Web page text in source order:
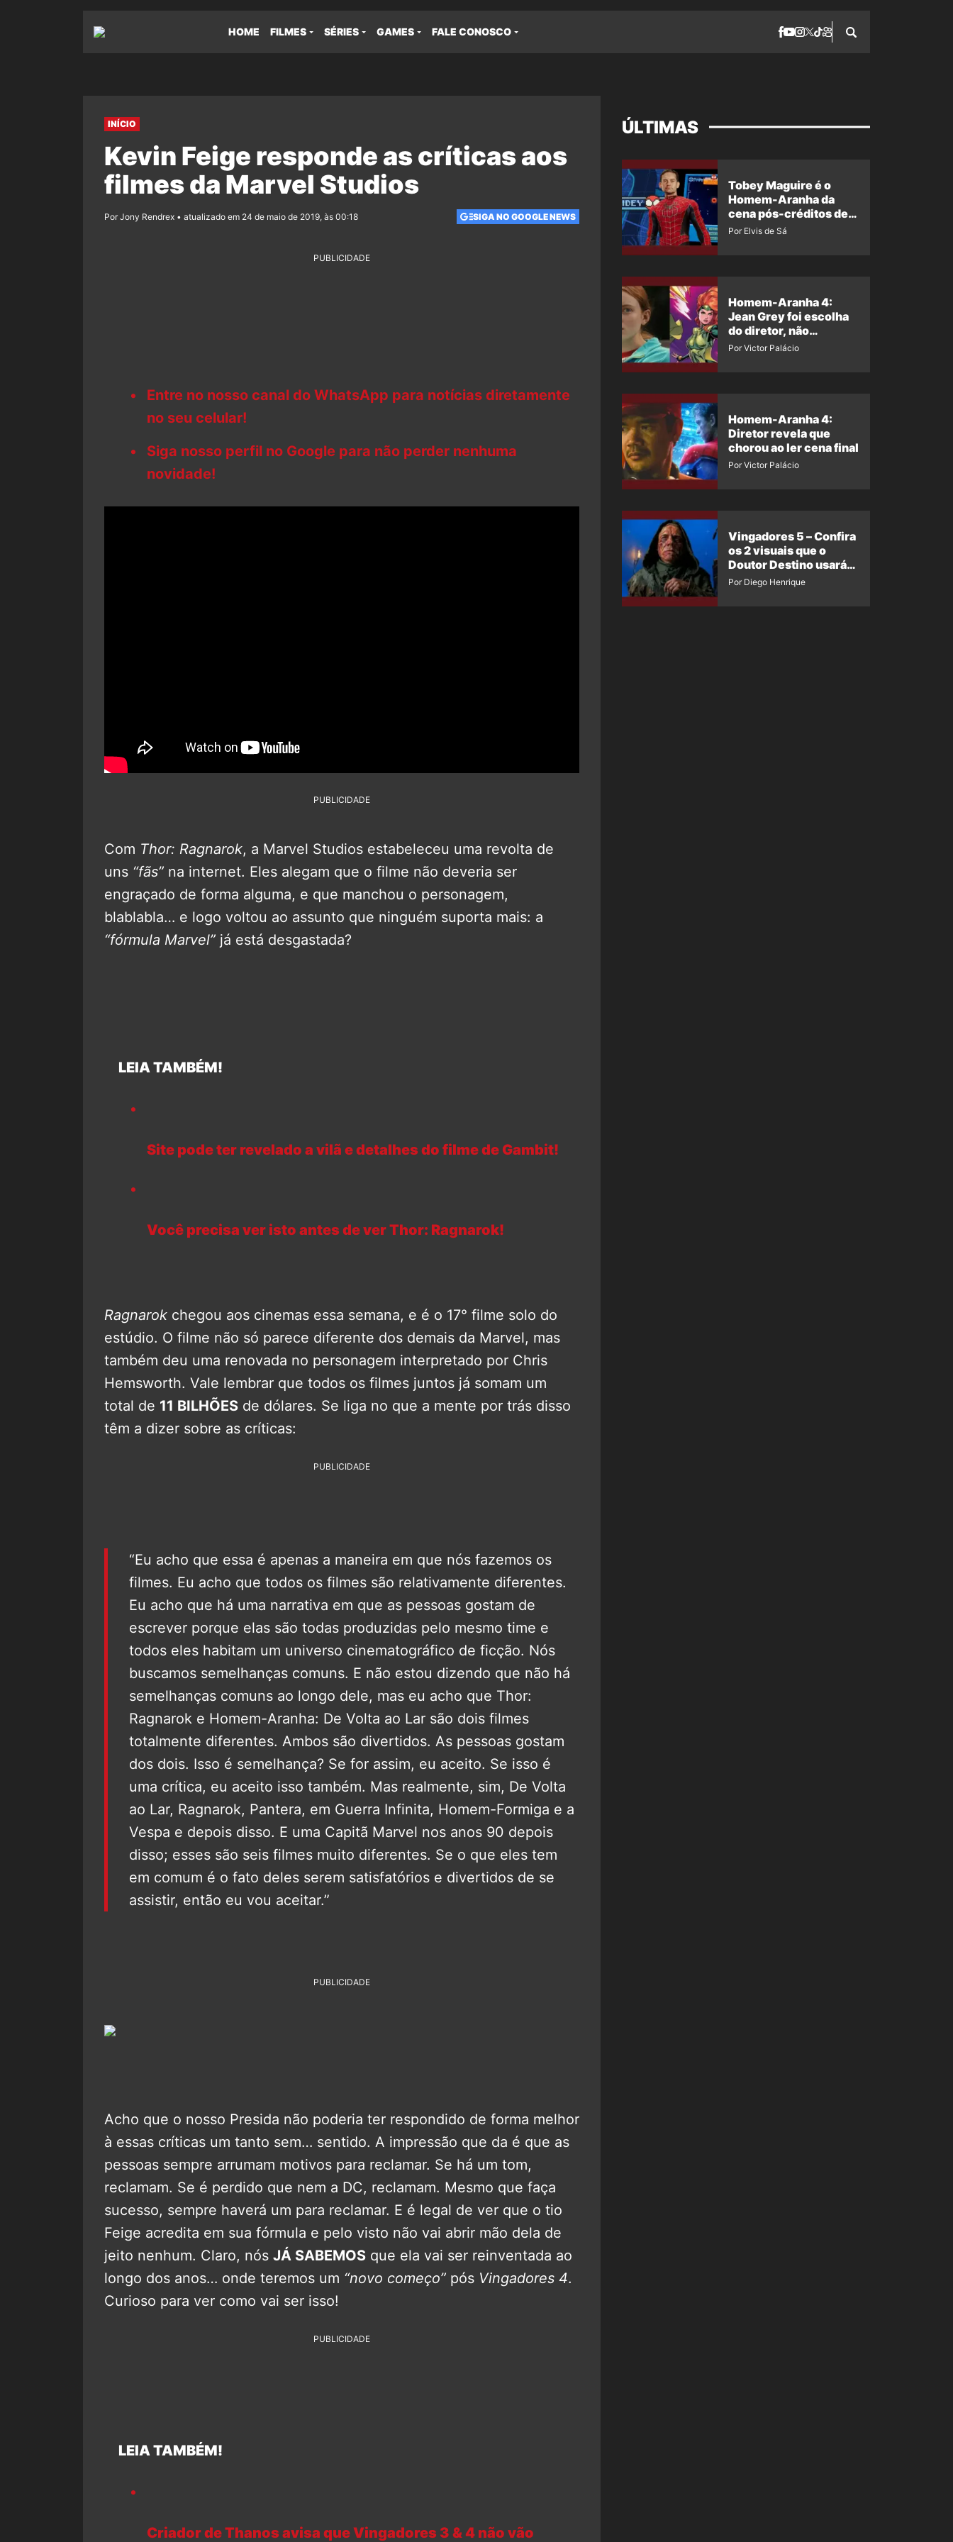
HOME FILMES SÉRIES GAMES FALE CONOSCO
INÍCIO
Kevin Feige responde as críticas aos
filmes da Marvel Studios
Por Jony Rendrex • atualizado em 24 de maio de 2019, às 00:18 SIGA NO GOOGLE NEWS
PUBLICIDADE
Entre no nosso canal do WhatsApp para notícias diretamente
no seu celular!
Siga nosso perfil no Google para não perder nenhuma
novidade!
PUBLICIDADE
Com Thor: Ragnarok, a Marvel Studios estabeleceu uma revolta de
uns “fãs” na internet. Eles alegam que o filme não deveria ser
engraçado de forma alguma, e que manchou o personagem,
blablabla… e logo voltou ao assunto que ninguém suporta mais: a
“fórmula Marvel” já está desgastada?
LEIA TAMBÉM!
Site pode ter revelado a vilã e detalhes do filme de Gambit!
Você precisa ver isto antes de ver Thor: Ragnarok!
Ragnarok chegou aos cinemas essa semana, e é o 17° filme solo do
estúdio. O filme não só parece diferente dos demais da Marvel, mas
também deu uma renovada no personagem interpretado por Chris
Hemsworth. Vale lembrar que todos os filmes juntos já somam um
total de 11 BILHÕES de dólares. Se liga no que a mente por trás disso
têm a dizer sobre as críticas:
PUBLICIDADE
“Eu acho que essa é apenas a maneira em que nós fazemos os
filmes. Eu acho que todos os filmes são relativamente diferentes.
Eu acho que há uma narrativa em que as pessoas gostam de
escrever porque elas são todas produzidas pelo mesmo time e
todos eles habitam um universo cinematográfico de ficção. Nós
buscamos semelhanças comuns. E não estou dizendo que não há
semelhanças comuns ao longo dele, mas eu acho que Thor:
Ragnarok e Homem-Aranha: De Volta ao Lar são dois filmes
totalmente diferentes. Ambos são divertidos. As pessoas gostam
dos dois. Isso é semelhança? Se for assim, eu aceito. Se isso é
uma crítica, eu aceito isso também. Mas realmente, sim, De Volta
ao Lar, Ragnarok, Pantera, em Guerra Infinita, Homem-Formiga e a
Vespa e depois disso. E uma Capitã Marvel nos anos 90 depois
disso; esses são seis filmes muito diferentes. Se o que eles tem
em comum é o fato deles serem satisfatórios e divertidos de se
assistir, então eu vou aceitar.”
PUBLICIDADE
Acho que o nosso Presida não poderia ter respondido de forma melhor
à essas críticas um tanto sem… sentido. A impressão que da é que as
pessoas sempre arrumam motivos para reclamar. Se há um tom,
reclamam. Se é perdido que nem a DC, reclamam. Mesmo que faça
sucesso, sempre haverá um para reclamar. E é legal de ver que o tio
Feige acredita em sua fórmula e pelo visto não vai abrir mão dela de
jeito nenhum. Claro, nós JÁ SABEMOS que ela vai ser reinventada ao
longo dos anos… onde teremos um “novo começo” pós Vingadores 4.
Curioso para ver como vai ser isso!
PUBLICIDADE
LEIA TAMBÉM!
Criador de Thanos avisa que Vingadores 3 & 4 não vão
ÚLTIMAS
Tobey Maguire é o
Homem-Aranha da
cena pós-créditos de
Um Novo Dia?
Por Elvis de Sá
Homem-Aranha 4:
Jean Grey foi escolha
do diretor, não
imposição da Marvel
Por Victor Palácio
Homem-Aranha 4:
Diretor revela que
chorou ao ler cena final
Por Victor Palácio
Vingadores 5 – Confira
os 2 visuais que o
Doutor Destino usará
no filme
Por Diego Henrique